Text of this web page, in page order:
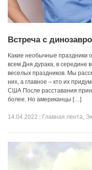
Встреча с
Какие необычные праздники
всем Дня дурака, в середине
веселых праздников. Мы
них, а главное – кто их
США После расставания
более. Но американцы […]
14.04.2022 Главная лента,